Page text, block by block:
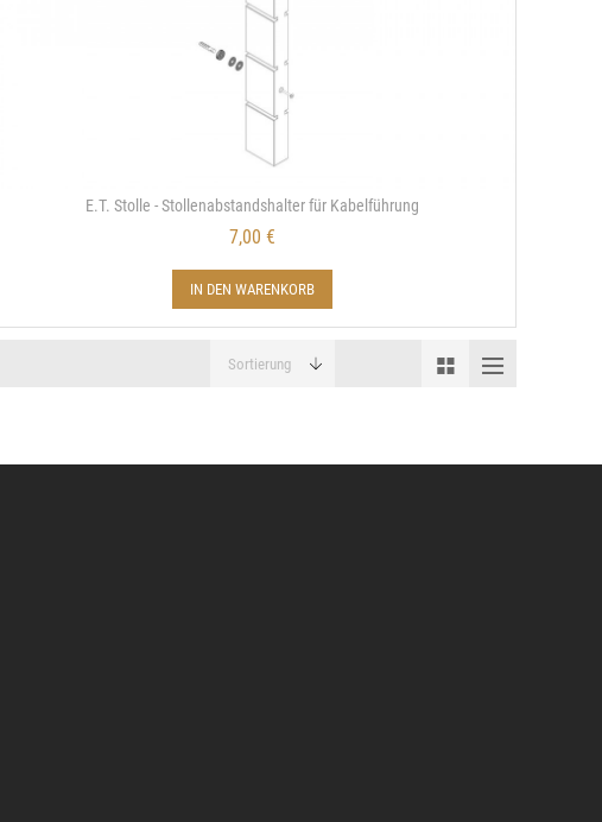
E.T. Stolle - Stollenabstandshalter für Kabelführung
7,00 €
IN DEN WARENKORB